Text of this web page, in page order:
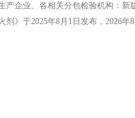
产企业、各相关分包检验机构：新
剂》于2025年8月1日发布，2026年